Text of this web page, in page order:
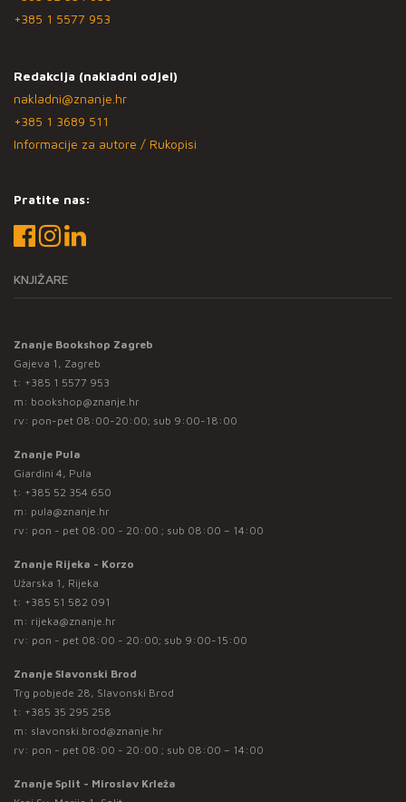
+385 1 5577 953
Redakcija (nakladni odjel)
nakladni@znanje.hr
+385 1 3689 511
Informacije za autore / Rukopisi
Pratite nas:
KNJIŽARE
Znanje Bookshop Zagreb
Gajeva 1, Zagreb
t: +385 1 5577 953
m: bookshop@znanje.hr
rv: pon-pet 08:00-20:00; sub 9:00-18:00
Znanje Pula
Giardini 4, Pula
t: +385 52 354 650
m: pula@znanje.hr
rv: pon - pet 08:00 - 20:00 ; sub 08:00 – 14:00
Znanje Rijeka - Korzo
Užarska 1, Rijeka
t: +385 51 582 091
m: rijeka@znanje.hr
rv: pon - pet 08:00 - 20:00; sub 9:00-15:00
Znanje Slavonski Brod
Trg pobjede 28, Slavonski Brod
t: +385 35 295 258
m: slavonski.brod@znanje.hr
rv: pon - pet 08:00 - 20:00 ; sub 08:00 – 14:00
Znanje Split - Miroslav Krleža